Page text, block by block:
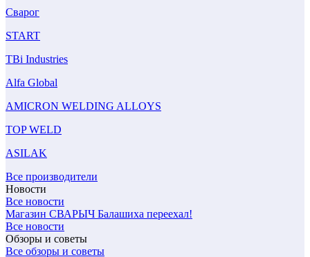
Сварог
START
TBi Industries
Alfa Global
AMICRON WELDING ALLOYS
TOP WELD
ASILAK
Все производители
Новости
Все новости
Магазин СВАРЫЧ Балашиха переехал!
Все новости
Обзоры и советы
Все обзоры и советы